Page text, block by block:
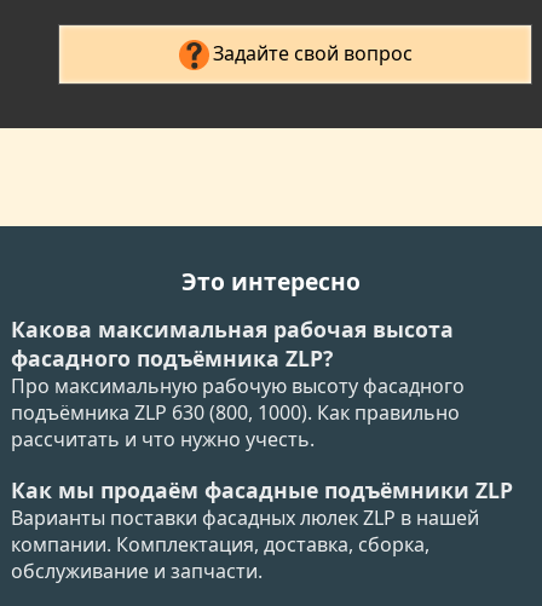
Задайте свой вопрос
Это интересно
Какова максимальная рабочая высота
фасадного подъёмника ZLP?
Про максимальную рабочую высоту фасадного
подъёмника ZLP 630 (800, 1000). Как правильно
рассчитать и что нужно учесть.
Как мы продаём фасадные подъёмники ZLP
Варианты поставки фасадных люлек ZLP в нашей
компании. Комплектация, доставка, сборка,
обслуживание и запчасти.